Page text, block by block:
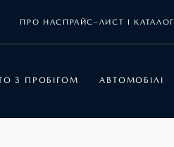
ПРО НАС ПРАЙС–ЛИСТ І КАТАЛОГ
З ПРОБІГОМ АВТОМОБІЛІ